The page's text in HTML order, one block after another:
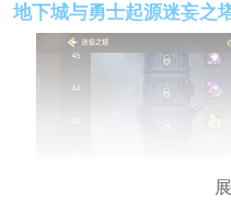
地下城与勇士起源迷妄之